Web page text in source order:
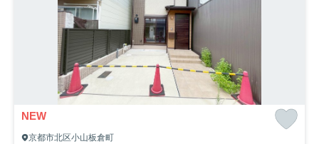
NEW
京都市北区小山板倉町